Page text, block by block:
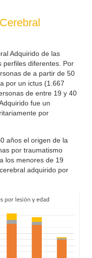
Adquirido de las
perfiles diferentes. Por
de a partir de 50
por un ictus (1.667
de entre 19 y 40
fue un
por
años el origen de la
por traumatismo
los menores de 19
adquirido por